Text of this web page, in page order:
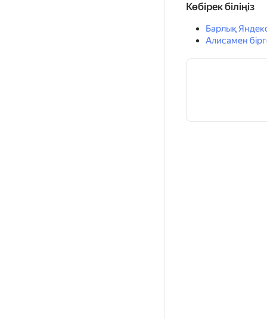
Көбірек біліңіз
Барлық
Алисамен